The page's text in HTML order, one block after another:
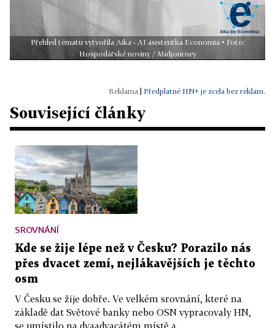
Přehled tématu vytvořila Aika - AI asistentka Economia • Foto:
Hospodářské noviny / Midjourney
| Předplatné HN+ je zcela bez reklam.
Související články
SROVNÁNÍ
Kde se žije lépe než v Česku? Porazilo nás
přes dvacet zemí, nejlákavějších je těchto
osm
V Česku se žije dobře. Ve velkém srovnání, které na
základě dat Světové banky nebo OSN vypracovaly HN,
se umístilo na dvaadvacátém místě a...